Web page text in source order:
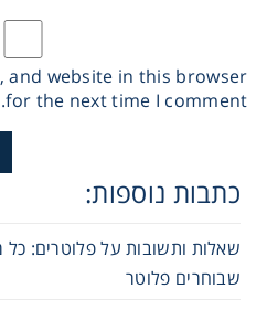
כתבות נוספות:
שאלות ותשובות על פלוטרים:
שבוחרים פלוטר
and website in this browser
for the next time I comment.